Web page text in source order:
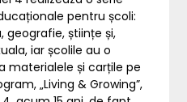
pentru școli:
geografie, științe și,
iar școlile au o
materialele și carțile pe
„Living & Growing”,